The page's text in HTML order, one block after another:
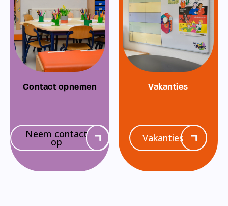
Contact opnemen
Neem contact
op
Vakanties
Vakanties